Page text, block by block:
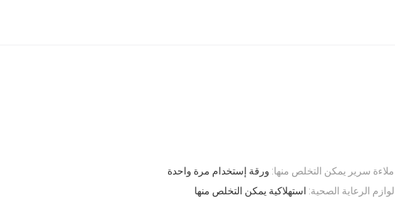
ملاءة سرير يمكن التخلص منها: ورقة إستخدام مرة واحدة
لوازم الرعاية الصحية: استهلاكية يمكن التخلص منها